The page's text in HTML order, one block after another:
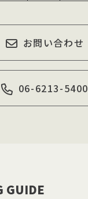
お問い合わせ
06-6213-5400
GUIDE